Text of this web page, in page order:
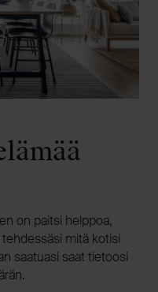
on paitsi helppoa,
mitä kotisi
saatuasi saat tietoosi